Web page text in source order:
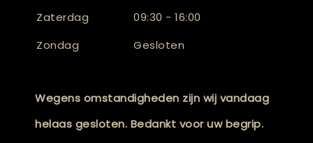
Zaterdag
09:30 - 16:00
Zondag
Gesloten
Wegens omstandigheden zijn wij vandaag
helaas gesloten. Bedankt voor uw begrip.